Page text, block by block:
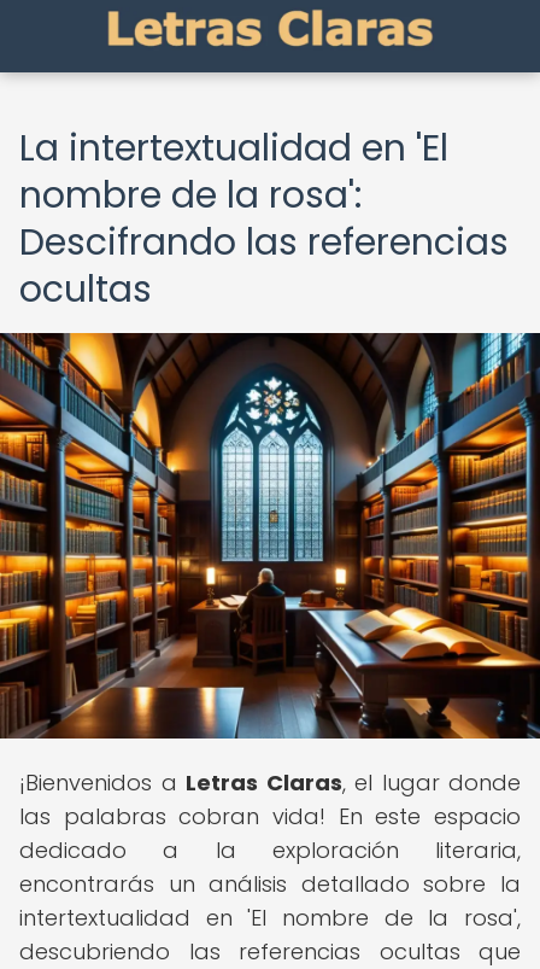
La intertextualidad en 'El
nombre de la rosa':
Descifrando las referencias
ocultas
¡Bienvenidos a Letras Claras, el lugar donde
las palabras cobran vida! En este espacio
dedicado a la exploración literaria,
encontrarás un análisis detallado sobre la
intertextualidad en 'El nombre de la rosa',
descubriendo las referencias ocultas que